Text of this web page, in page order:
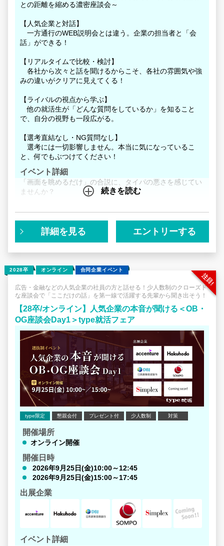
との距離を縮める濃密座談会～
【人気企業と対話】
一方通行のWEB説明会とは違う。企業の担当者と「会
話」ができる！
【リアルタイムで比較・検討】
各社から次々と話を聞けるからこそ、各社の雰囲気や強
みの違いがクリアに見えてくる！
【ライバルの視点から学ぶ】
他の就活生が「どんな質問をしているか」を知ること
で、自分の視野も一段広がる。
【選考直結なし・NG質問なし】
選考には一切影響しません。本当に気になっているこ
と、何でもぶつけてください！
イベント詳細
「画面を眺めるだけ」の合説に、タイパの悪さを感じてい
ませんか？
本イベントは、人気企業の理系出身社員と直接本音で話せ
る「少人数・座談会形式」。
一方的な情報収集ではなく、双方向だからこそ、短時間で
生成AIで「それっぽい企業研究」を一瞬で作れる時代。し
かし、それは「他の就活生も全く同じデータを使ってい
る」ということです。優良企業の面接官は、AIを使って作
成した志望動機をすぐに見抜きます。
面接で本当に評価されるのは、AIには載っていない「社員
のリアルな現場経験から得た、あなただけの思い」です。
■ 「自分のスキルを、一番活かせる場所はどこだろう？」
その答えを見つけるために、まずはあえてこれまで視野に
入っていなかった業界や企業にも触れてみてください。
ネットの検索やAIの要約だけでは見えてこない「本当の魅
力」を知る鍵は、社員との双方向なコミュニケーションで
得られる「生の一次情報」にあります。
たとえば、「自分がどんな環境に惹かれるのか」を確かめ
るために、座談会で直接質問してみてください。
＜あなたが大切にしたい「軸」を確かめる視点＞
・技術環境： 「圧倒的なモダン開発環境や、挑戦できる技
術スタックはあるか？」
・事業規模： 「技術を手段として、どれくらい大規模なビ
ジネスを動かせるか？」
ニア・社員がいるか？」
・働き方： 「フルリモートやフレックスなど、成果を出し
やすい環境があるか？」
「若手でも裁量を持てますか？」といった直球の質問も大
歓迎です（選考には一切関係ありません）。
続きを読む
詳細を見る エントリーする
2028卒 オンライン 合同企業イベント
広告・金融などの人気企業の社員の方と話せる！少人数制のクローズド
な座談会で「ここだけの話」を第一線で活躍する先輩から聞き出そう！
【28卒/オンライン】人気企業の本音が聞ける＜OB・
OG座談会Day1＞type就活フェア
type限定 懇親会付 プレゼント付 少人数制 対策
開催場所
オンライン開催
開催日時
2026年9月25日(金)10:00～12:45
2026年9月25日(金)15:00～17:45
出展企業
イベント詳細